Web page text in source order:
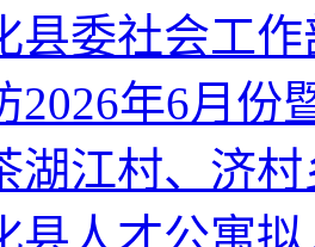
县委社会工
2026年6月
湖江村、济
县人才公寓